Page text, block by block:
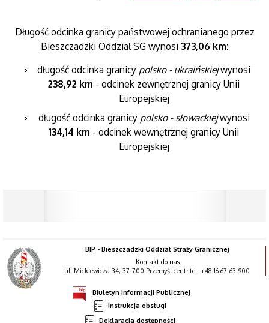
Długość odcinka granicy państwowej ochranianego przez
Bieszczadzki Oddział SG wynosi 373,06 km:
długość odcinka granicy polsko - ukraińskiejwynosi
238,92 km - odcinek zewnętrznej granicy Unii
Europejskiej
długość odcinka granicy polsko - słowackiejwynosi
134,14 km - odcinek wewnętrznej granicy Unii
Europejskiej
BIP - Bieszczadzki Oddział Straży Granicznej
Kontakt do nas
ul. Mickiewicza 34; 37-700 Przemyśl centr.tel. +48 16 67-63-900
Biuletyn Informacji Publicznej
Instrukcja obsługi
Deklaracja dostępności